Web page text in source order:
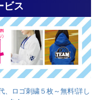
ビス
、ロゴ刺繍５枚～無料!詳し